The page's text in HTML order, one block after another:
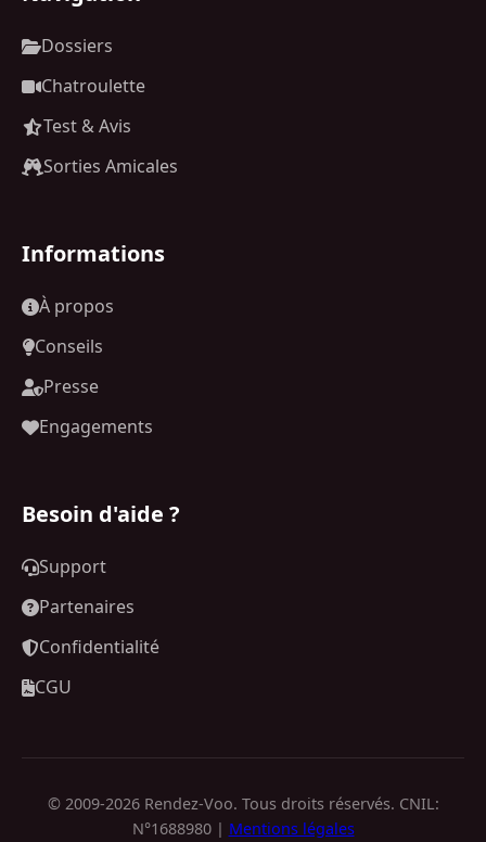
Dossiers
Chatroulette
Test & Avis
Sorties Amicales
Informations
À propos
Conseils
Presse
Engagements
Besoin d'aide ?
Support
Partenaires
Confidentialité
CGU
© 2009-2026 Rendez-Voo. Tous droits réservés. CNIL:
N°1688980 | Mentions légales